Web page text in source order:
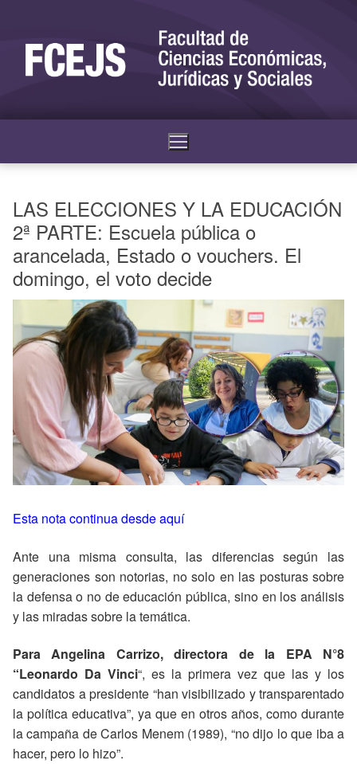
LAS ELECCIONES Y LA EDUCACIÓN
2ª PARTE: Escuela pública o
arancelada, Estado o vouchers. El
domingo, el voto decide
Esta nota continua desde aquí
Ante una misma consulta, las diferencias según las
generaciones son notorias, no solo en las posturas sobre
la defensa o no de educación pública, sino en los análisis
y las miradas sobre la temática.
Para Angelina Carrizo, directora de la EPA N°8
“Leonardo Da Vinci“, es la primera vez que las y los
candidatos a presidente “han visibilizado y transparentado
la política educativa”, ya que en otros años, como durante
la campaña de Carlos Menem (1989), “no dijo lo que iba a
hacer, pero lo hizo”.